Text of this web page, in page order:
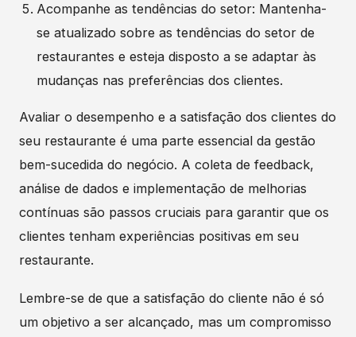
Acompanhe as tendências do setor: Mantenha-
se atualizado sobre as tendências do setor de
restaurantes e esteja disposto a se adaptar às
mudanças nas preferências dos clientes.
Avaliar o desempenho e a satisfação dos clientes do
seu restaurante é uma parte essencial da gestão
bem-sucedida do negócio. A coleta de feedback,
análise de dados e implementação de melhorias
contínuas são passos cruciais para garantir que os
clientes tenham experiências positivas em seu
restaurante.
Lembre-se de que a satisfação do cliente não é só
um objetivo a ser alcançado, mas um compromisso